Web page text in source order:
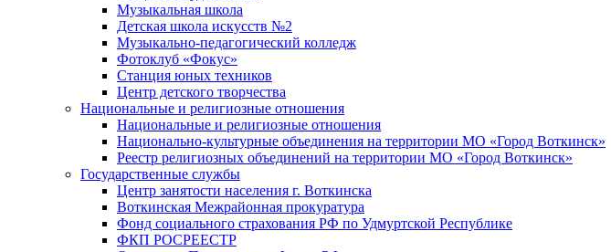
Музыкальная школа
Детская школа искусств №2
Музыкально-педагогический колледж
Фотоклуб «Фокус»
Станция юных техников
Центр детского творчества
Национальные и религиозные отношения
Национальные и религиозные отношения
Национально-культурные объединения на территории МО «Город Воткинск»
Реестр религиозных объединений на территории МО «Город Воткинск»
Государственные службы
Центр занятости населения г. Воткинска
Воткинская Межрайонная прокуратура
Фонд социального страхования РФ по Удмуртской Республике
ФКП РОСРЕЕСТР